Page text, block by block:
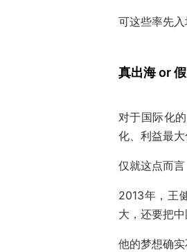
可这些率先
真出海 or
对于国际化
化、利益最
仅就这点而言
2013年，王
大，还要把中
他的梦想确